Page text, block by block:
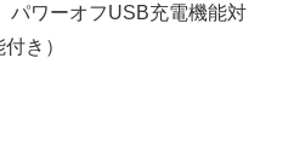
パワーオフUSB充電機能対
き）